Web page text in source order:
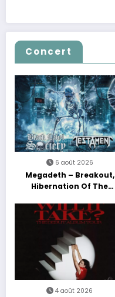
Concert
6 août 2026
Megadeth – Breakout,
Hibernation Of The
4 août 2026